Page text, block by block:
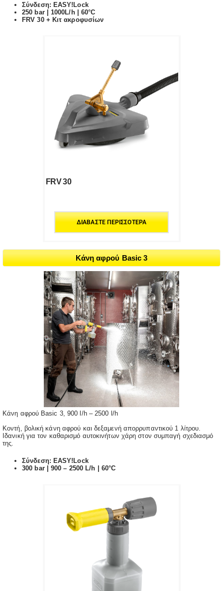
Σύνδεση: EASY!Lock
250 bar | 1000L/h | 60°C
FRV 30 + Κιτ ακροφυσίων
FRV 30
ΔΙΑΒΆΣΤΕ ΠΕΡΙΣΣΌΤΕΡΑ
Κάνη αφρού Basic 3
Κάνη αφρού Basic 3, 900 l/h – 2500 l/h
Κοντή, βολική κάνη αφρού και δεξαμενή απορρυπαντικού 1 λίτρου.
Ιδανική για τον καθαρισμό αυτοκινήτων χάρη στον συμπαγή σχεδιασμό
της.
Σύνδεση: EASY!Lock
300 bar | 900 – 2500 L/h | 60°C